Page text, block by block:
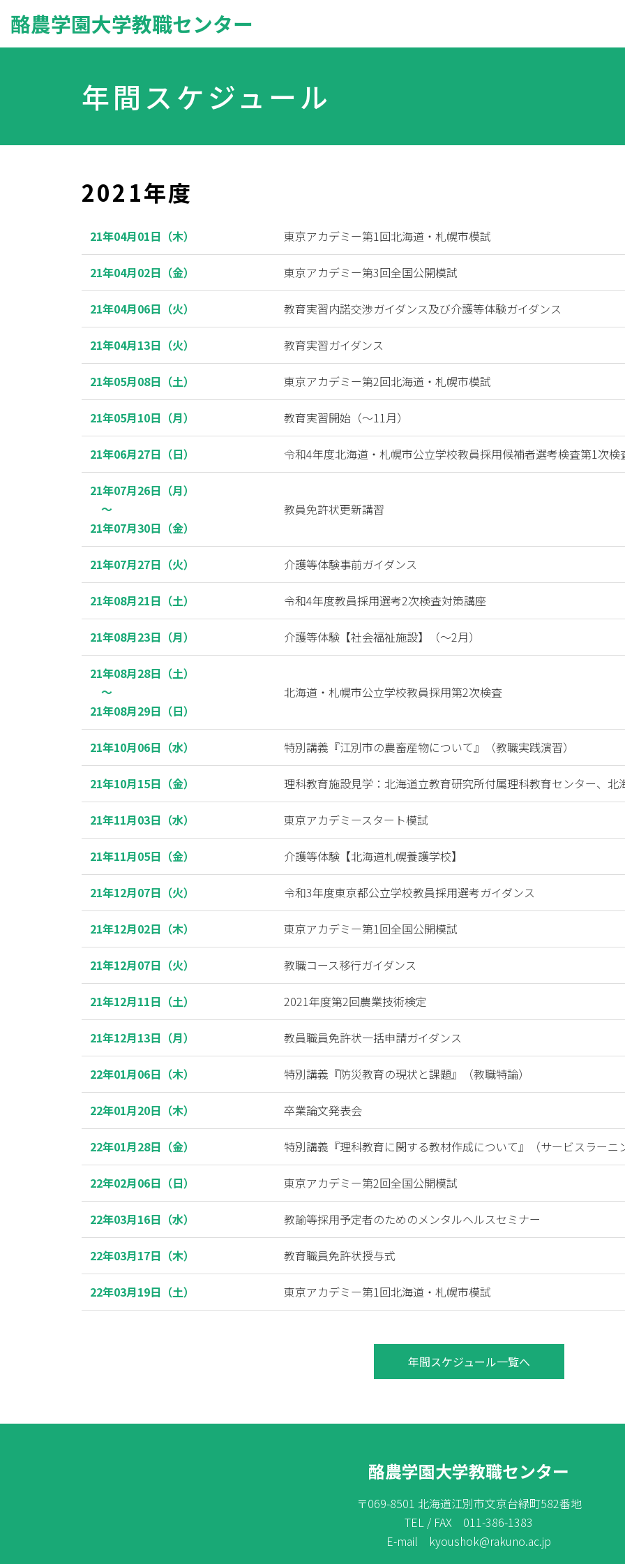
酪農学園大学教職センター
年間スケジュール
2021年度
21年04月01日（木） 東京アカデミー第1回北海道・札幌市模試
21年04月02日（金） 東京アカデミー第3回全国公開模試
21年04月06日（火） 教育実習内諾交渉ガイダンス及び介護等体験ガイダンス
21年04月13日（火） 教育実習ガイダンス
21年05月08日（土） 東京アカデミー第2回北海道・札幌市模試
21年05月10日（月） 教育実習開始（～11月）
21年06月27日（日） 令和4年度北海道・札幌市公立学校教員採用候補者選考検査第1次検
21年07月26日（月）
～
21年07月30日（金）
教員免許状更新講習
21年07月27日（火） 介護等体験事前ガイダンス
21年08月21日（土） 令和4年度教員採用選考2次検査対策講座
21年08月23日（月） 介護等体験【社会福祉施設】（～2月）
21年08月28日（土）
～
21年08月29日（日）
北海道・札幌市公立学校教員採用第2次検査
21年10月06日（水） 特別講義『江別市の農畜産物について』（教職実践演習）
21年10月15日（金） 理科教育施設見学：北海道立教育研究所付属理科教育センター、
21年11月03日（水） 東京アカデミースタート模試
21年11月05日（金） 介護等体験【北海道札幌養護学校】
21年12月07日（火） 令和3年度東京都公立学校教員採用選考ガイダンス
21年12月02日（木） 東京アカデミー第1回全国公開模試
21年12月07日（火） 教職コース移行ガイダンス
21年12月11日（土） 2021年度第2回農業技術検定
21年12月13日（月） 教員職員免許状一括申請ガイダンス
22年01月06日（木） 特別講義『防災教育の現状と課題』（教職特論）
22年01月20日（木） 卒業論文発表会
22年01月28日（金） 特別講義『理科教育に関する教材作成について』（サービスラーニ
22年02月06日（日） 東京アカデミー第2回全国公開模試
22年03月16日（水） 教諭等採用予定者のためのメンタルヘルスセミナー
22年03月17日（木） 教育職員免許状授与式
22年03月19日（土） 東京アカデミー第1回北海道・札幌市模試
年間スケジュール一覧へ
酪農学園大学教職センター
〒069-8501 北海道江別市文京台緑町582番地
TEL / FAX 011-386-1383
E-mail kyoushok@rakuno.ac.jp